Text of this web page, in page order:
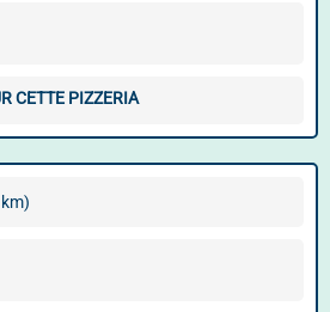
CETTE PIZZERIA